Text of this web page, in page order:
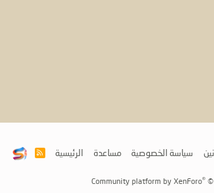
سياسة الخصوصية مساعدة الرئيسية
R
Community platform by XenForo® ©